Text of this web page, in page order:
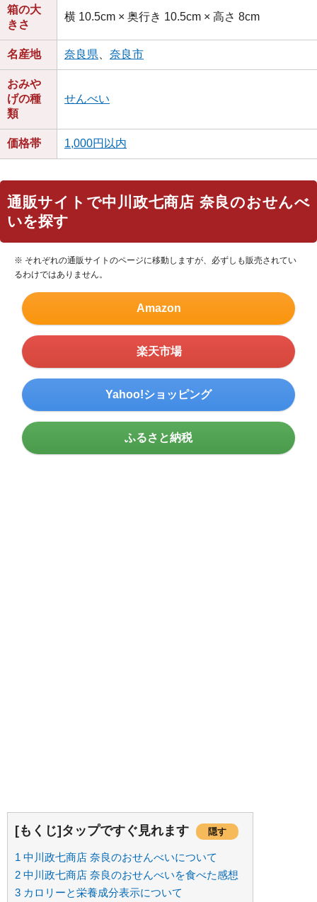
箱の大
きさ
横 10.5cm × 奥行き 10.5cm × 高さ 8cm
名産地 奈良県 奈良市
おみや
げの種
類
せんべい
価格帯 1,000円以内
通販サイトで中川政七商店 奈良のおせんべ
いを探す
※ それぞれの通販サイトのページに移動しますが、必ずしも販売されてい
るわけではありません。
Amazon
楽天市場
Yahoo!ショッピング
ふるさと納税
[もくじ]タップですぐ見れます 隠す
1 中川政七商店 奈良のおせんべいについて
2 中川政七商店 奈良のおせんべいを食べた感想
3 カロリーと栄養成分表示について